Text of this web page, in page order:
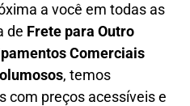
a você em todas as
de Frete para Outro
Comerciais
, temos
com preços acessíveis e